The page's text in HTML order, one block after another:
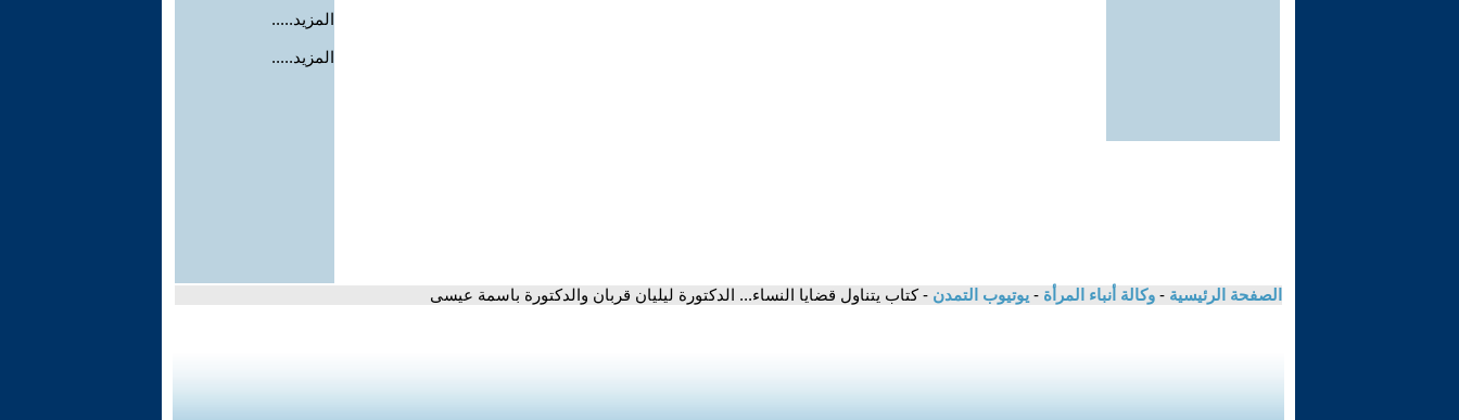
المزيد.....
المزيد.....
الصفحة الرئيسية - وكالة أنباء المرأة - يوتيوب التمدن - كتاب يتناول قضايا النساء... الدكتورة ليليان قربان والدكتورة باسمة عيسى